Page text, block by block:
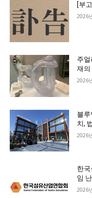
[부
2026
주얼
재의
2026
블
치,
2026
한
임
2026